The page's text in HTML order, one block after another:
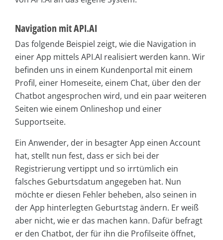
Navigation mit API.AI
Das folgende Beispiel zeigt, wie die Navigation in
einer App mittels API.AI realisiert werden kann. Wir
befinden uns in einem Kundenportal mit einem
Profil, einer Homeseite, einem Chat, über den der
Chatbot angesprochen wird, und ein paar weiteren
Seiten wie einem Onlineshop und einer
Supportseite.
Ein Anwender, der in besagter App einen Account
hat, stellt nun fest, dass er sich bei der
Registrierung vertippt und so irrtümlich ein
falsches Geburtsdatum angegeben hat. Nun
möchte er diesen Fehler beheben, also seinen in
der App hinterlegten Geburtstag ändern. Er weiß
aber nicht, wie er das machen kann. Dafür befragt
er den Chatbot, der für ihn die Profilseite öffnet,